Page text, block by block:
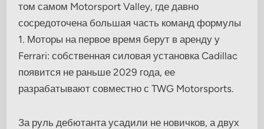
том самом Motorsport Valley, где давно
сосредоточена большая часть команд формулы
1. Моторы на первое время берут в аренду у
Ferrari: собственная силовая установка Cadillac
появится не раньше 2029 года, ее
разрабатывают совместно с TWG Motorsports.
За руль дебютанта усадили не новичков, а двух